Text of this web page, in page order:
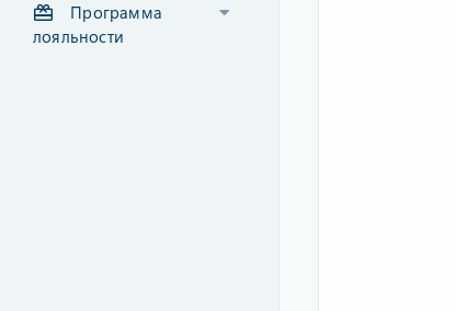
Программа
лояльности